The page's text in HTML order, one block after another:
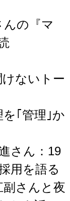
んの『マ
けないトー
｢管理｣か
さん：19
用を語る
副さんと夜